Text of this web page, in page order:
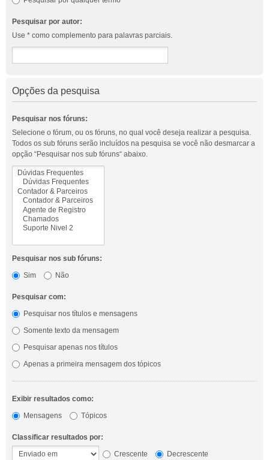
Pesquisar por autor:
Use * como complemento para palavras parciais.
Opções da pesquisa
Pesquisar nos fóruns:
Selecione o fórum, ou os fóruns, no qual você deseja realizar a pesquisa.
Todos os sub fóruns serão incluídos na pesquisa se você não desmarcar a
opção “Pesquisar nos sub fóruns“ abaixo.
Pesquisar nos sub fóruns:
Sim
Não
Pesquisar com:
Pesquisar nos títulos e mensagens
Somente texto da mensagem
Pesquisar apenas nos títulos
Apenas a primeira mensagem dos tópicos
Exibir resultados como:
Mensagens
Tópicos
Classificar resultados por:
Crescente
Decrescente